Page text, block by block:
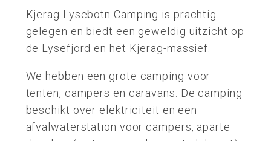
Kjerag Lysebotn Camping is prachtig
gelegen en biedt een geweldig uitzicht op
de Lysefjord en het Kjerag-massief.
We hebben een grote camping voor
tenten, campers en caravans. De camping
beschikt over elektriciteit en een
afvalwaterstation voor campers, aparte